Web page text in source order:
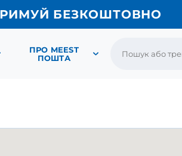
БЕЗКОШТОВНО
ПРО MEEST
ПОШТА